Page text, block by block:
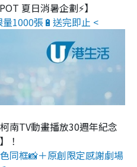
夏日消暑企劃⚡】
1000張🔋送完即止 <
南TV動畫播放30週年紀念
！
同框📸＋原創限定感謝劇場